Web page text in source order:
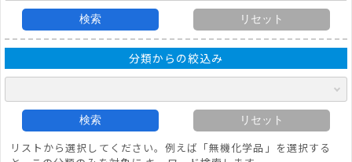
検索 リセット
分類からの絞込み
検索 リセット
リストから選択してください。例えば「無機化学品」を選択する